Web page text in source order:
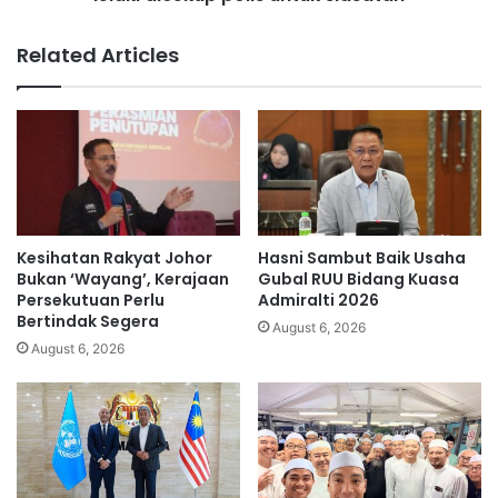
m
P
o
l
i
,
E
l
y
M
a
z
g
S
k
d
,
P
u
n
d
G
u
a
Related Articles
Kesihatan Rakyat Johor
Bukan ‘Wayang’, Kerajaan
Persekutuan Perlu
Bertindak Segera
August 6, 2026
Hasni Sambut Baik Usaha
Gubal RUU Bidang Kuasa
Admiralti 2026
August 6, 2026